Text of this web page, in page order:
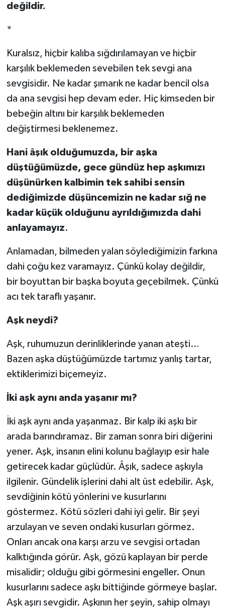
değildir.
*
Kuralsız, hiçbir kalıba sığdırılamayan ve hiçbir
karşılık beklemeden sevebilen tek sevgi ana
sevgisidir. Ne kadar şımarık ne kadar bencil olsa
da ana sevgisi hep devam eder. Hiç kimseden bir
bebeğin altını bir karşılık beklemeden
değiştirmesi beklenemez.
Hani âşık olduğumuzda, bir aşka
düştüğümüzde, gece gündüz hep aşkımızı
düşünürken kalbimin tek sahibi sensin
dediğimizde düşüncemizin ne kadar sığ ne
kadar küçük olduğunu ayrıldığımızda dahi
anlayamayız.
Anlamadan, bilmeden yalan söylediğimizin farkına
dahi çoğu kez varamayız. Çünkü kolay değildir,
bir boyuttan bir başka boyuta geçebilmek. Çünkü
acı tek taraflı yaşanır.
Aşk neydi?
Aşk, ruhumuzun derinliklerinde yanan ateşti…
Bazen aşka düştüğümüzde tartımız yanlış tartar,
ektiklerimizi biçemeyiz.
İki aşk aynı anda yaşanır mı?
İki aşk aynı anda yaşanmaz. Bir kalp iki aşkı bir
arada barındıramaz. Bir zaman sonra biri diğerini
yener. Aşk, insanın elini kolunu bağlayıp esir hale
getirecek kadar güçlüdür. Âşık, sadece aşkıyla
ilgilenir. Gündelik işlerini dahi alt üst edebilir. Aşk,
sevdiğinin kötü yönlerini ve kusurlarını
göstermez. Kötü sözleri dahi iyi gelir. Bir şeyi
arzulayan ve seven ondaki kusurları görmez.
Onları ancak ona karşı arzu ve sevgisi ortadan
kalktığında görür. Aşk, gözü kaplayan bir perde
misalidir; olduğu gibi görmesini engeller. Onun
kusurlarını sadece aşkı bittiğinde görmeye başlar.
Aşk aşırı sevgidir. Aşkının her şeyin, sahip olmayı